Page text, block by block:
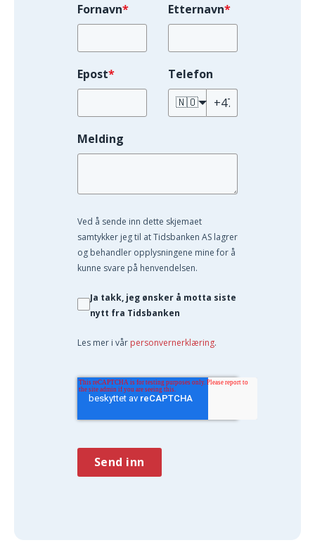
Fornavn* Etternavn*
Epost* Telefon
🇳🇴
Melding
Ved å sende inn dette skjemaet
samtykker jeg til at Tidsbanken AS lagrer
og behandler opplysningene mine for å
kunne svare på henvendelsen.
Ja takk, jeg ønsker å motta siste
nytt fra Tidsbanken
Les mer i vår personvernerklæring.
Send inn